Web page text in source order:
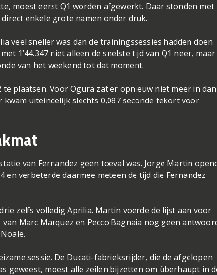
moest eerst Q1 worden afgewerkt. Daar stonden met
direct enkele grote namen onder druk.
veel sneller was dan de trainingssessies hadden doen
1’44.347 niet alleen de snelste tijd van Q1 neer, maar
van het weekend tot dat moment.
plaatsen. Voor Ogura zat er opnieuw niet meer in dan
uiteindelijk slechts 0,087 seconde tekort voor
van Fernandez geen toeval was. Jorge Martin
en verbeterde daarmee meteen de tijd die Fernandez
zelfs volledig Aprilia. Martin voerde de lijst aan voor
van Marc Marquez en Pecco Bagnaia nog geen
sessie. De Ducati-fabrieksrijder, die de afgelopen
geweest, moest alle zeilen bijzetten om überhaupt in